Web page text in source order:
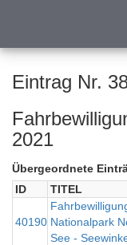
Eintrag Nr.
2021
Übergeordnete
ID
TITEL
40190 Nationalpark
See -